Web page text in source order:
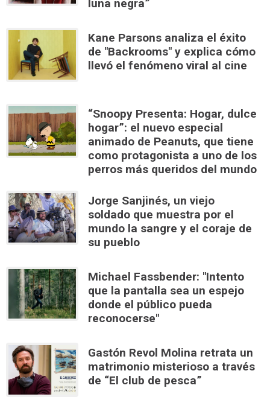
luna negra”
Kane Parsons analiza el éxito
de "Backrooms" y explica cómo
llevó el fenómeno viral al cine
“Snoopy Presenta: Hogar, dulce
hogar”: el nuevo especial
animado de Peanuts, que tiene
como protagonista a uno de los
perros más queridos del mundo
Jorge Sanjinés, un viejo
soldado que muestra por el
mundo la sangre y el coraje de
su pueblo
Michael Fassbender: "Intento
que la pantalla sea un espejo
donde el público pueda
reconocerse"
Gastón Revol Molina retrata un
matrimonio misterioso a través
de “El club de pesca”